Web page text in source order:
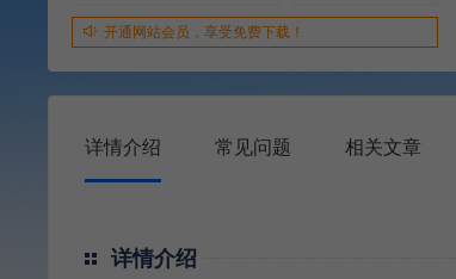
开通网站会员，享受免费下载！
详情介绍 常见问题 相关文章
详情介绍